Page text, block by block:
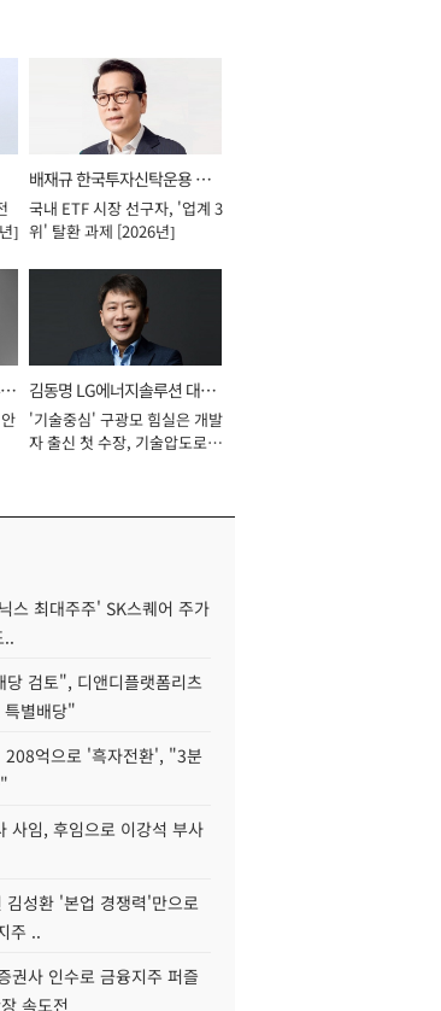
]
배재규 한국투자신탁운용 대
표이사 사장
국내 ETF 시장 선구자, '업계 3
위' 탈환 과제 [2026년]
김동명 LG에너지솔루션 대표
이사 사장
'기술중심' 구광모 힘실은 개발
자 출신 첫 수장, 기술압도로
스 최대주주' SK스퀘어 주가
..
검토", 디앤디플랫폼리츠
별배당"
208억으로 '흑자전환', "3분
사임, 후임으로 이강석 부사
성환 '본업 경쟁력'만으로
주 ..
권사 인수로 금융지주 퍼즐
속도전